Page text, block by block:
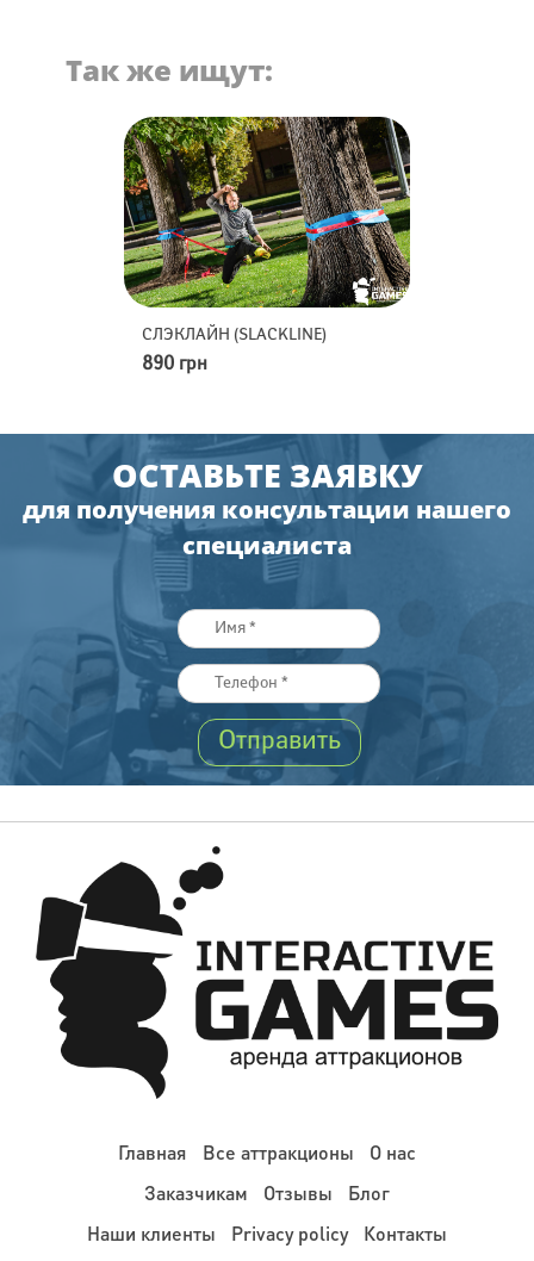
Так же ищут:
МИНИ-ГОЛЬФ
ОСТАВЬТЕ ЗАЯВКУ
для получения консультации нашего
специалиста
Главная Все аттракционы
О нас
Заказчикам
Отзывы
Блог
Наши клиенты
Privacy policy Контакты